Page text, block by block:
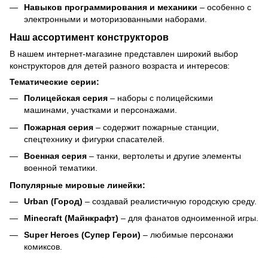
Навыков программирования и механики – особенно с
электронными и моторизованными наборами.
Наш ассортимент конструкторов
В нашем интернет-магазине представлен широкий выбор
конструкторов для детей разного возраста и интересов:
Тематические серии:
Полицейская серия – наборы с полицейскими
машинами, участками и персонажами.
Пожарная серия – содержит пожарные станции,
спецтехнику и фигурки спасателей.
Военная серия – танки, вертолеты и другие элементы
военной тематики.
Популярные мировые линейки:
Urban (Город) – создавай реалистичную городскую среду.
Minecraft (Майнкрафт) – для фанатов одноименной игры.
Super Heroes (Супер Герои) – любимые персонажи
комиксов.